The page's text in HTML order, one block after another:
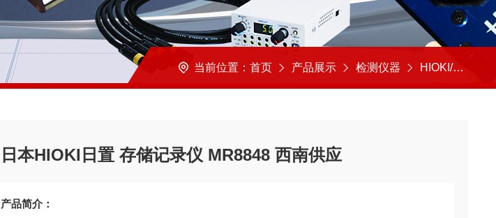
当前位置： 首页 产品展示 检测仪器 HIOKI/日本日置
日本HIOKI日置 存储记录仪 MR8848 西南供应
产品简介：